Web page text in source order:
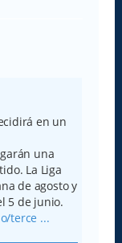
en un
una
La Liga
de agosto y
5 de junio.
terce ...